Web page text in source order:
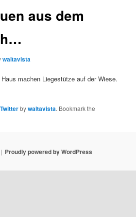
aus dem
waltavista
machen Liegestütze auf der Wiese.
Twitterbywaltavista. Bookmark the
Proudly powered by WordPress